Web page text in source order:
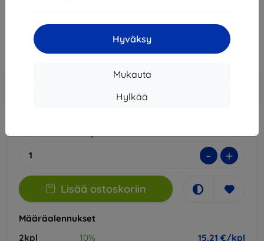
Hyväksy
Mukauta
Hylkää
15,21 €
Hinta ilman ALV:tä
Alennus kupongilla
- +
Lisää ostoskoriin
Määräalennukset
2kpl
10% 15,21 €/kpl